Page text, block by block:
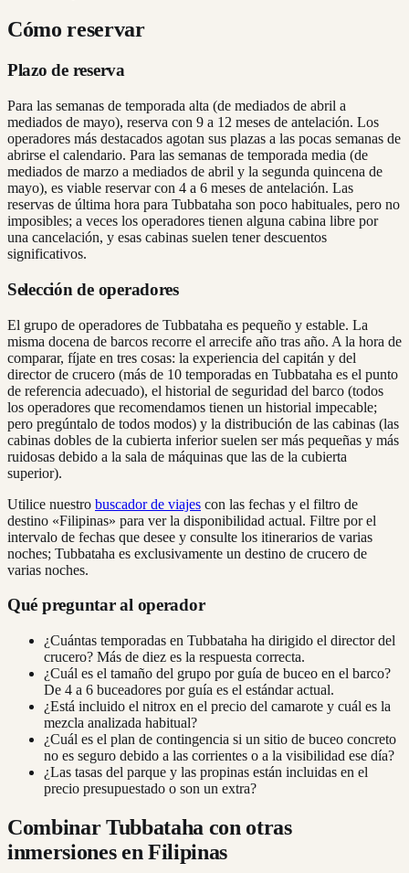
Cómo reservar
Plazo de reserva
Para las semanas de temporada alta (de mediados de abril a
mediados de mayo), reserva con 9 a 12 meses de antelación. Los
operadores más destacados agotan sus plazas a las pocas semanas de
abrirse el calendario. Para las semanas de temporada media (de
mediados de marzo a mediados de abril y la segunda quincena de
mayo), es viable reservar con 4 a 6 meses de antelación. Las
reservas de última hora para Tubbataha son poco habituales, pero no
imposibles; a veces los operadores tienen alguna cabina libre por
una cancelación, y esas cabinas suelen tener descuentos
significativos.
Selección de operadores
El grupo de operadores de Tubbataha es pequeño y estable. La
misma docena de barcos recorre el arrecife año tras año. A la hora de
comparar, fíjate en tres cosas: la experiencia del capitán y del
director de crucero (más de 10 temporadas en Tubbataha es el punto
de referencia adecuado), el historial de seguridad del barco (todos
los operadores que recomendamos tienen un historial impecable;
pero pregúntalo de todos modos) y la distribución de las cabinas (las
cabinas dobles de la cubierta inferior suelen ser más pequeñas y más
ruidosas debido a la sala de máquinas que las de la cubierta
superior).
Utilice nuestro buscador de viajes con las fechas y el filtro de
destino «Filipinas» para ver la disponibilidad actual. Filtre por el
intervalo de fechas que desee y consulte los itinerarios de varias
noches; Tubbataha es exclusivamente un destino de crucero de
varias noches.
Qué preguntar al operador
¿Cuántas temporadas en Tubbataha ha dirigido el director del
crucero? Más de diez es la respuesta correcta.
¿Cuál es el tamaño del grupo por guía de buceo en el barco?
De 4 a 6 buceadores por guía es el estándar actual.
¿Está incluido el nitrox en el precio del camarote y cuál es la
mezcla analizada habitual?
¿Cuál es el plan de contingencia si un sitio de buceo concreto
no es seguro debido a las corrientes o a la visibilidad ese día?
¿Las tasas del parque y las propinas están incluidas en el
precio presupuestado o son un extra?
Combinar Tubbataha con otras
inmersiones en Filipinas